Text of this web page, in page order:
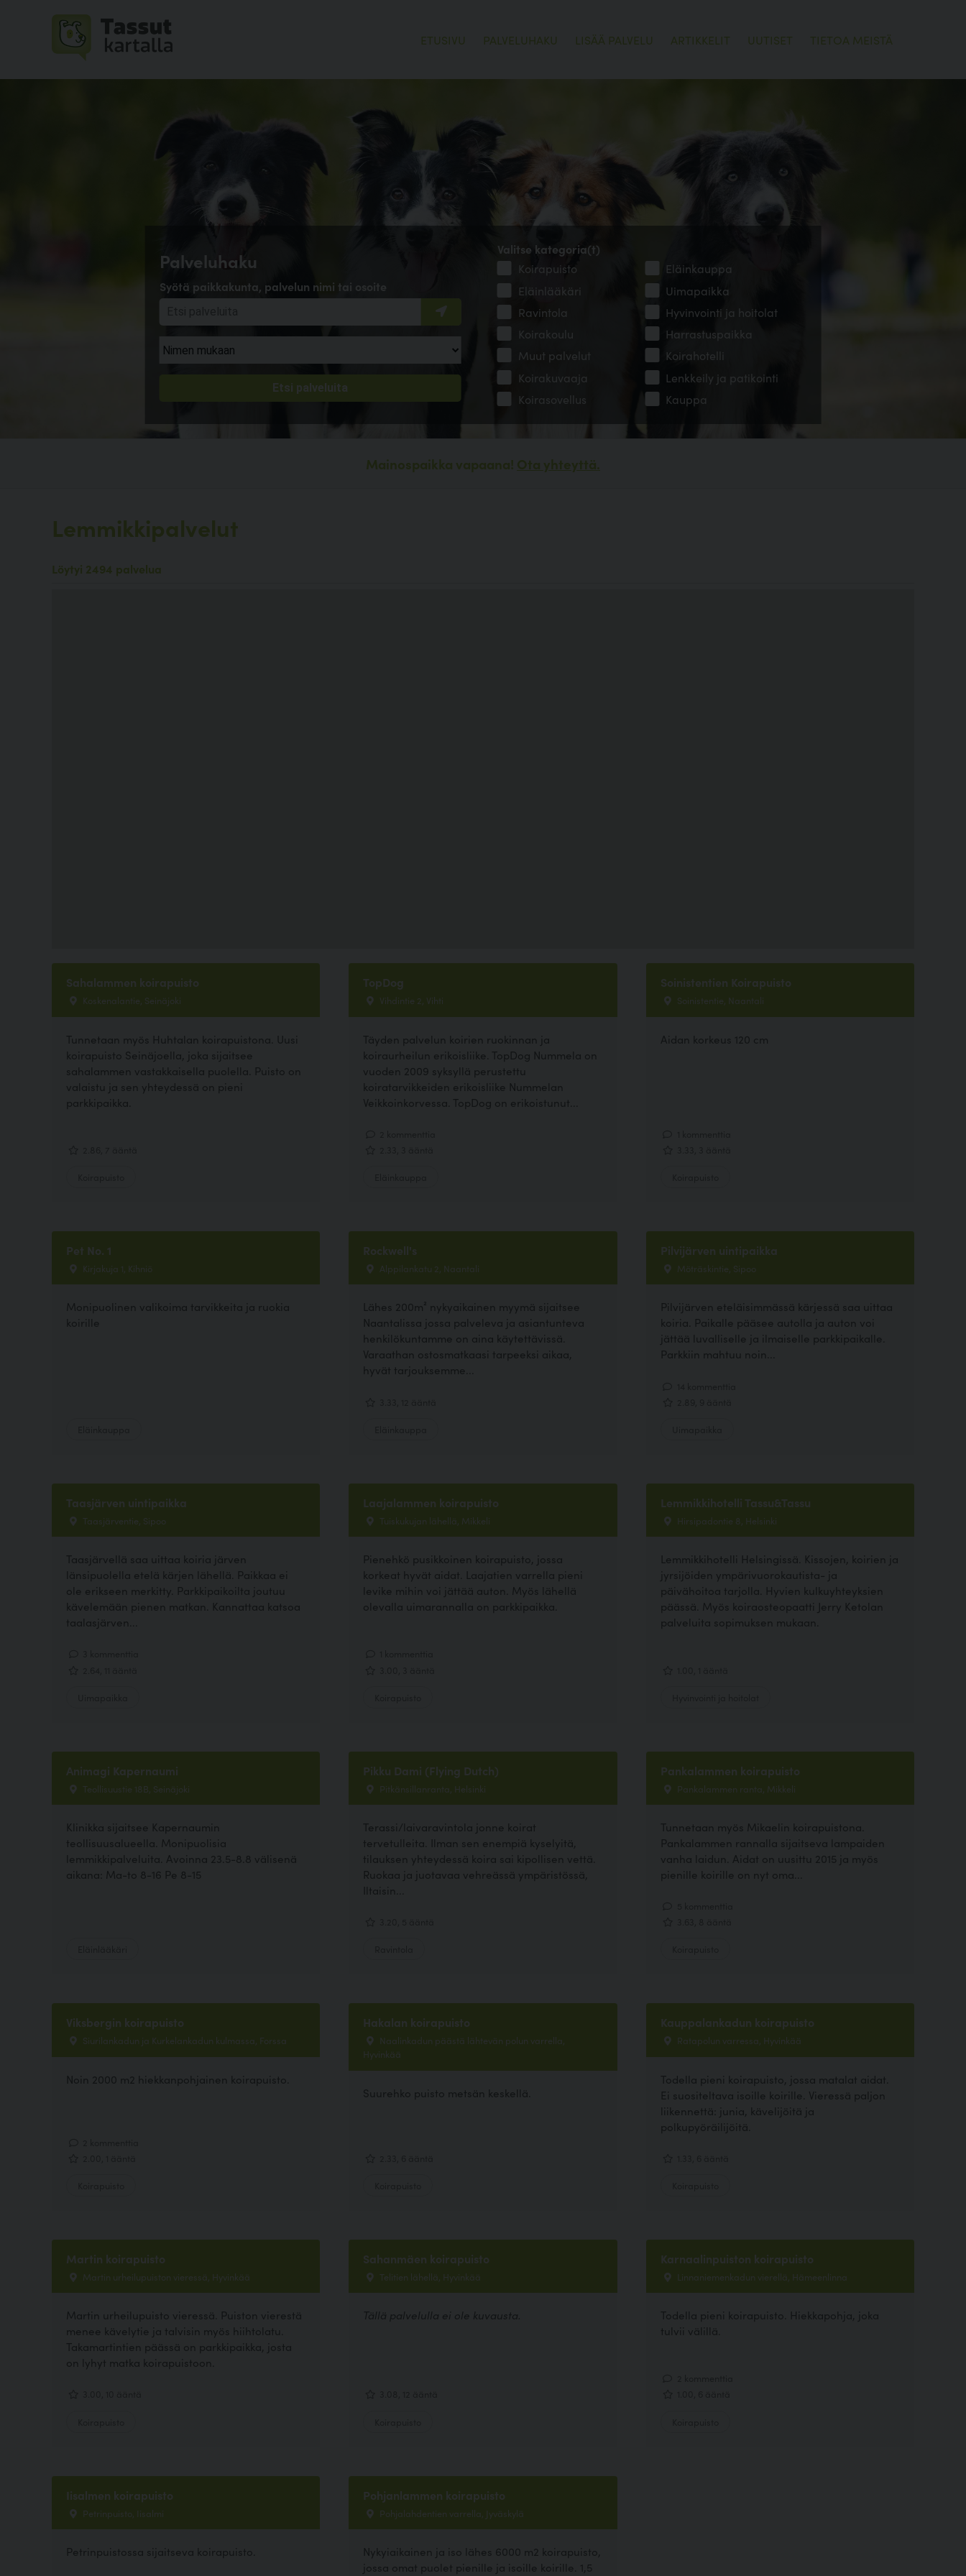
ETUSIVU PALVELUHAKU LISÄÄ PALVELU ARTIKKELIT UUTISET TIETOA MEISTÄ
Palveluhaku
Syötä paikkakunta, palvelun nimi tai osoite
Valitse kategoria(t)
Koirapuisto
Eläinkauppa
Eläinlääkäri
Uimapaikka
Ravintola
Hyvinvointi ja hoitolat
Koirakoulu
Harrastuspaikka
Muut palvelut
Koirahotelli
Koirakuvaaja
Lenkkeily ja patikointi
Koirasovellus
Kauppa
Mainospaikka vapaana! Ota yhteyttä.
Lemmikkipalvelut
Löytyi 2494 palvelua
Sahalammen koirapuisto
Koskenalantie, Seinäjoki
Tunnetaan myös Huhtalan koirapuistona. Uusi
koirapuisto Seinäjoella, joka sijaitsee
sahalammen vastakkaisella puolella. Puisto on
valaistu ja sen yhteydessä on pieni
parkkipaikka.
TopDog
Vihdintie 2, Vihti
Täyden palvelun koirien ruokinnan ja
koiraurheilun erikoisliike. TopDog Nummela on
vuoden 2009 syksyllä perustettu
koiratarvikkeiden erikoisliike Nummelan
Veikkoinkorvessa. TopDog on erikoistunut...
Soinistentien Koirapuisto
Soinistentie, Naantali
Aidan korkeus 120 cm
Pet No. 1
Kirjakuja 1, Kihniö
Monipuolinen valikoima tarvikkeita ja ruokia
koirille
Rockwell's
Alppilankatu 2, Naantali
Lähes 200m² nykyaikainen myymä sijaitsee
Naantalissa jossa palveleva ja asiantunteva
henkilökuntamme on aina käytettävissä.
Varaathan ostosmatkaasi tarpeeksi aikaa,
hyvät tarjouksemme...
Pilvijärven uintipaikka
Möträskintie, Sipoo
Pilvijärven eteläisimmässä kärjessä saa uittaa
koiria. Paikalle pääsee autolla ja auton voi
jättää luvalliselle ja ilmaiselle parkkipaikalle.
Parkkiin mahtuu noin...
Taasjärven uintipaikka
Taasjärventie, Sipoo
Taasjärvellä saa uittaa koiria järven
länsipuolella etelä kärjen lähellä. Paikkaa ei
ole erikseen merkitty. Parkkipaikoilta joutuu
kävelemään pienen matkan. Kannattaa katsoa
taalasjärven...
Laajalammen koirapuisto
Tuiskukujan lähellä, Mikkeli
Pienehkö pusikkoinen koirapuisto, jossa
korkeat hyvät aidat. Laajatien varrella pieni
levike mihin voi jättää auton. Myös lähellä
olevalla uimarannalla on parkkipaikka.
Lemmikkihotelli Tassu&Tassu
Hirsipadontie 8, Helsinki
Lemmikkihotelli Helsingissä. Kissojen, koirien ja
jyrsijöiden ympärivuorokautista- ja
päivähoitoa tarjolla. Hyvien kulkuyhteyksien
päässä. Myös koiraosteopaatti Jerry Ketolan
palveluita sopimuksen mukaan.
Animagi Kapernaumi
Teollisuustie 18B, Seinäjoki
Klinikka sijaitsee Kapernaumin
teollisuusalueella. Monipuolisia
lemmikkipalveluita. Avoinna 23.5-8.8 välisenä
aikana: Ma-to 8-16 Pe 8-15
Pikku Dami (Flying Dutch)
Pitkänsillanranta, Helsinki
Terassi/laivaravintola jonne koirat
tervetulleita. Ilman sen enempiä kyselyitä,
tilauksen yhteydessä koira sai kipollisen vettä.
Ruokaa ja juotavaa vehreässä ympäristössä,
Iltaisin...
Pankalammen koirapuisto
Pankalammen ranta, Mikkeli
Tunnetaan myös Mikaelin koirapuistona.
Pankalammen rannalla sijaitseva lampaiden
vanha laidun. Aidat on uusittu 2015 ja myös
pienille koirille on nyt oma...
Viksbergin koirapuisto
Siurilankadun ja Kurkelankadun kulmassa, Forssa
Noin 2000 m2 hiekkanpohjainen koirapuisto.
Hakalan koirapuisto
Naalinkadun päästä lähtevän polun varrella,
Hyvinkää
Suurehko puisto metsän keskellä.
Kauppalankadun koirapuisto
Ratapolun varressa, Hyvinkää
Todella pieni koirapuisto, jossa matalat aidat.
Ei suositeltava isoille koirille. Vieressä paljon
liikennettä: junia, kävelijöitä ja
polkupyöräilijöitä.
Martin koirapuisto
Martin urheilupuiston vieressä, Hyvinkää
Martin urheilupuisto vieressä. Puiston vierestä
menee kävelytie ja talvisin myös hiihtolatu.
Takamartintien päässä on parkkipaikka, josta
on lyhyt matka koirapuistoon.
Sahanmäen koirapuisto
Telitien lähellä, Hyvinkää
Tällä palvelulla ei ole kuvausta.
Karnaalinpuiston koirapuisto
Linnaniemenkadun vierellä, Hämeenlinna
Todella pieni koirapuisto. Hiekkapohja, joka
tulvii välillä.
Iisalmen koirapuisto
Petrinpuisto, Iisalmi
Petrinpuistossa sijaitseva koirapuisto.
Pohjanlammen koirapuisto
Pohjalahdentien varrella, Jyväskylä
Nykyiaikainen ja iso lähes 6000 m2 koirapuisto,
jossa omat puolet pienille ja isoille koirille. 1,5